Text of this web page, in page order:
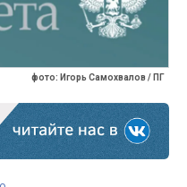
фото: Игорь Самохвалов / ПГ